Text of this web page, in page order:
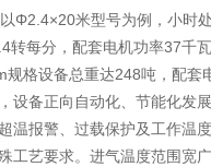
Φ2.4×20米型号为例，小时
转每分，配套电机功率37千
规格设备总重达248吨，配套
设备正向自动化、节能化发
温报警、过载保护及工作温
工艺要求。进气温度范围宽